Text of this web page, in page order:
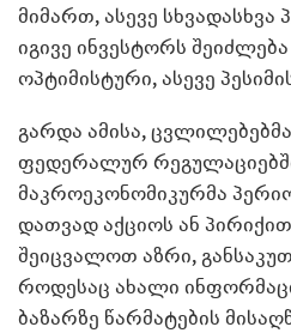
მიმართ, ასევე
იგივე ინვესტორს
ოპტიმისტური, ასევე
გარდა ამისა,
ფედერალურ
მაკროეკონომიკურმა
დათვად აქციოს ან
შეიცვალოთ აზრი,
როდესაც ახალი
ბაზარზე წარმატების